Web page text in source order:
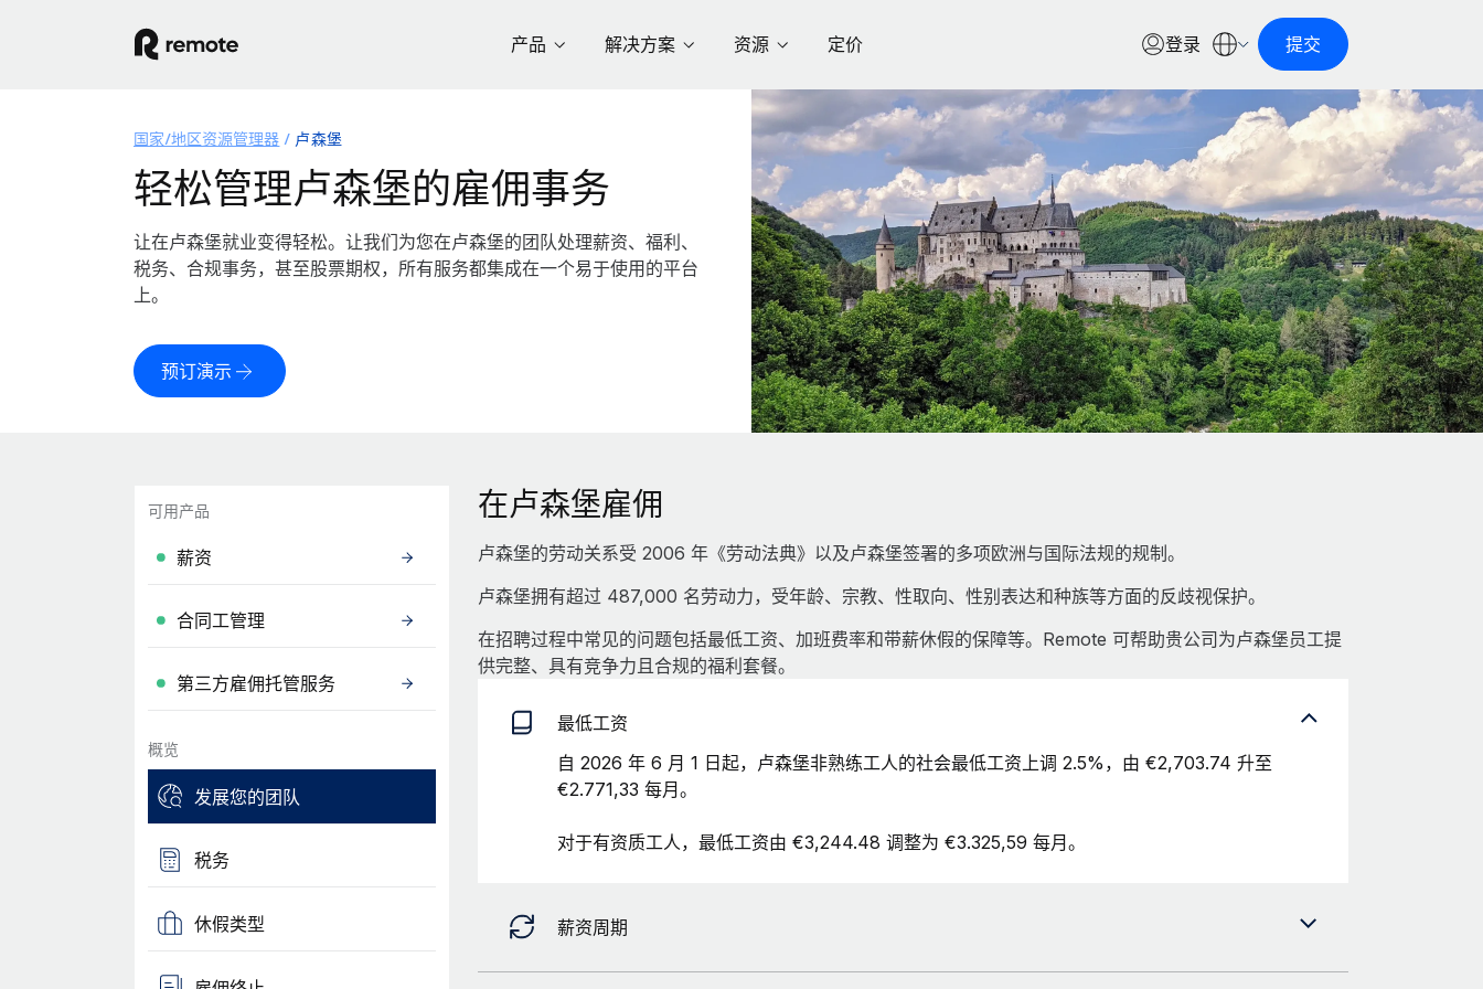
产品 解决方案 资源 定价 登录 提交
国家/地区资源管理器 卢森堡
轻松管理卢森堡的雇佣事务
让在卢森堡就业变得轻松。让我们为您在卢森堡的团队处理薪资、福利、
税务、合规事务，甚至股票期权，所有服务都集成在一个易于使用的平台
上。
预订演示
可用产品
薪资
合同工管理
第三方雇佣托管服务
概览
发展您的团队
税务
休假类型
在卢森堡雇佣
卢森堡的劳动关系受 2006 年《劳动法典》以及卢森堡签署的多项欧洲与国际法规的规制。
卢森堡拥有超过 487,000 名劳动力，受年龄、宗教、性取向、性别表达和种族等方面的反歧视保护。
在招聘过程中常见的问题包括最低工资、加班费率和带薪休假的保障等。Remote 可帮助贵公司为卢森堡员工提
供完整、具有竞争力且合规的福利套餐。
最低工资
自 2026 年 6 月 1 日起，卢森堡非熟练工人的社会最低工资上调 2.5%，由 €2,703.74 升至
€2.771,33 每月。
对于有资质工人，最低工资由 €3,244.48 调整为 €3.325,59 每月。
薪资周期